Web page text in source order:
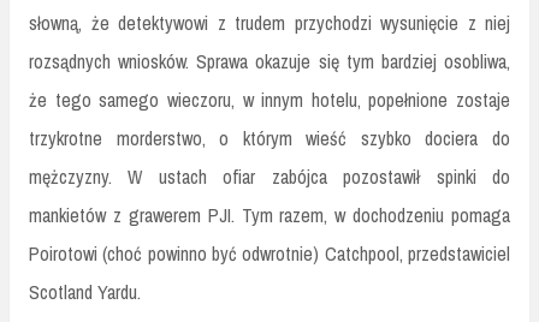
słowną, że detektywowi z trudem przychodzi wysunięcie z niej
rozsądnych wniosków. Sprawa okazuje się tym bardziej osobliwa,
że tego samego wieczoru, w innym hotelu, popełnione zostaje
trzykrotne morderstwo, o którym wieść szybko dociera do
mężczyzny. W ustach ofiar zabójca pozostawił spinki do
mankietów z grawerem PJI. Tym razem, w dochodzeniu pomaga
Poirotowi (choć powinno być odwrotnie) Catchpool, przedstawiciel
Scotland Yardu.